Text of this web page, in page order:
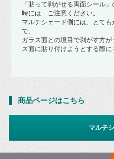
「貼って剥がせる両面シール
時には ご注意ください。
マルチシェード側には、とて
で、
ガラス面との境目で剥がす方
ス面に貼り付けようとする際に
商品ページはこちら
マルチ